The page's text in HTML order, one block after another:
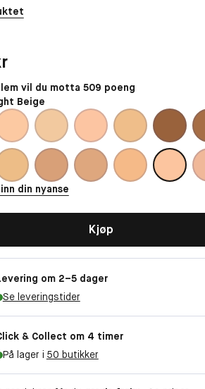
Beige
din nyanse
vil du motta 509 poeng
Kjøp
om 2–5 dager
Se leveringstider
& Collect om 4 timer
På lager i 50 butikker